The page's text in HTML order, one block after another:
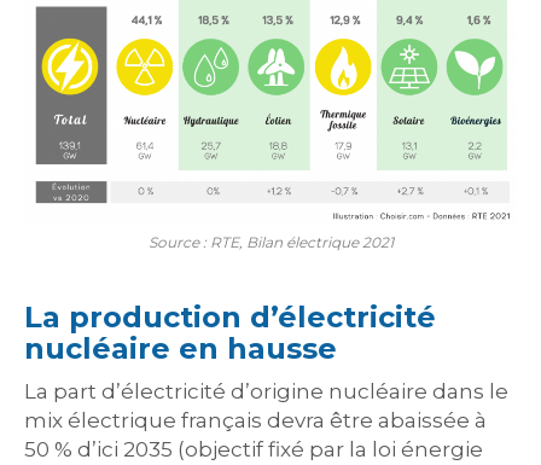
Source : RTE, Bilan électrique 2021
La production d’électricité
nucléaire en hausse
La part d’électricité d’origine nucléaire dans le
mix électrique français devra être abaissée à
50 % d’ici 2035 (objectif fixé par la loi énergie